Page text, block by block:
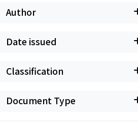
Author
Date issued
Classification
Document Type